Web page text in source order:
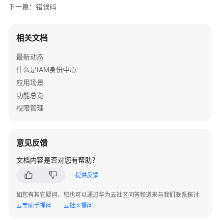
下一篇：错误码
相关文档
最新动态
什么是IAM身份中心
应用场景
功能总览
权限管理
意见反馈
文档内容是否对您有帮助？
提供反馈
如您有其它疑问，您也可以通过华为云社区问答频道来与我们联系探讨
云宝助手提问
云社区提问